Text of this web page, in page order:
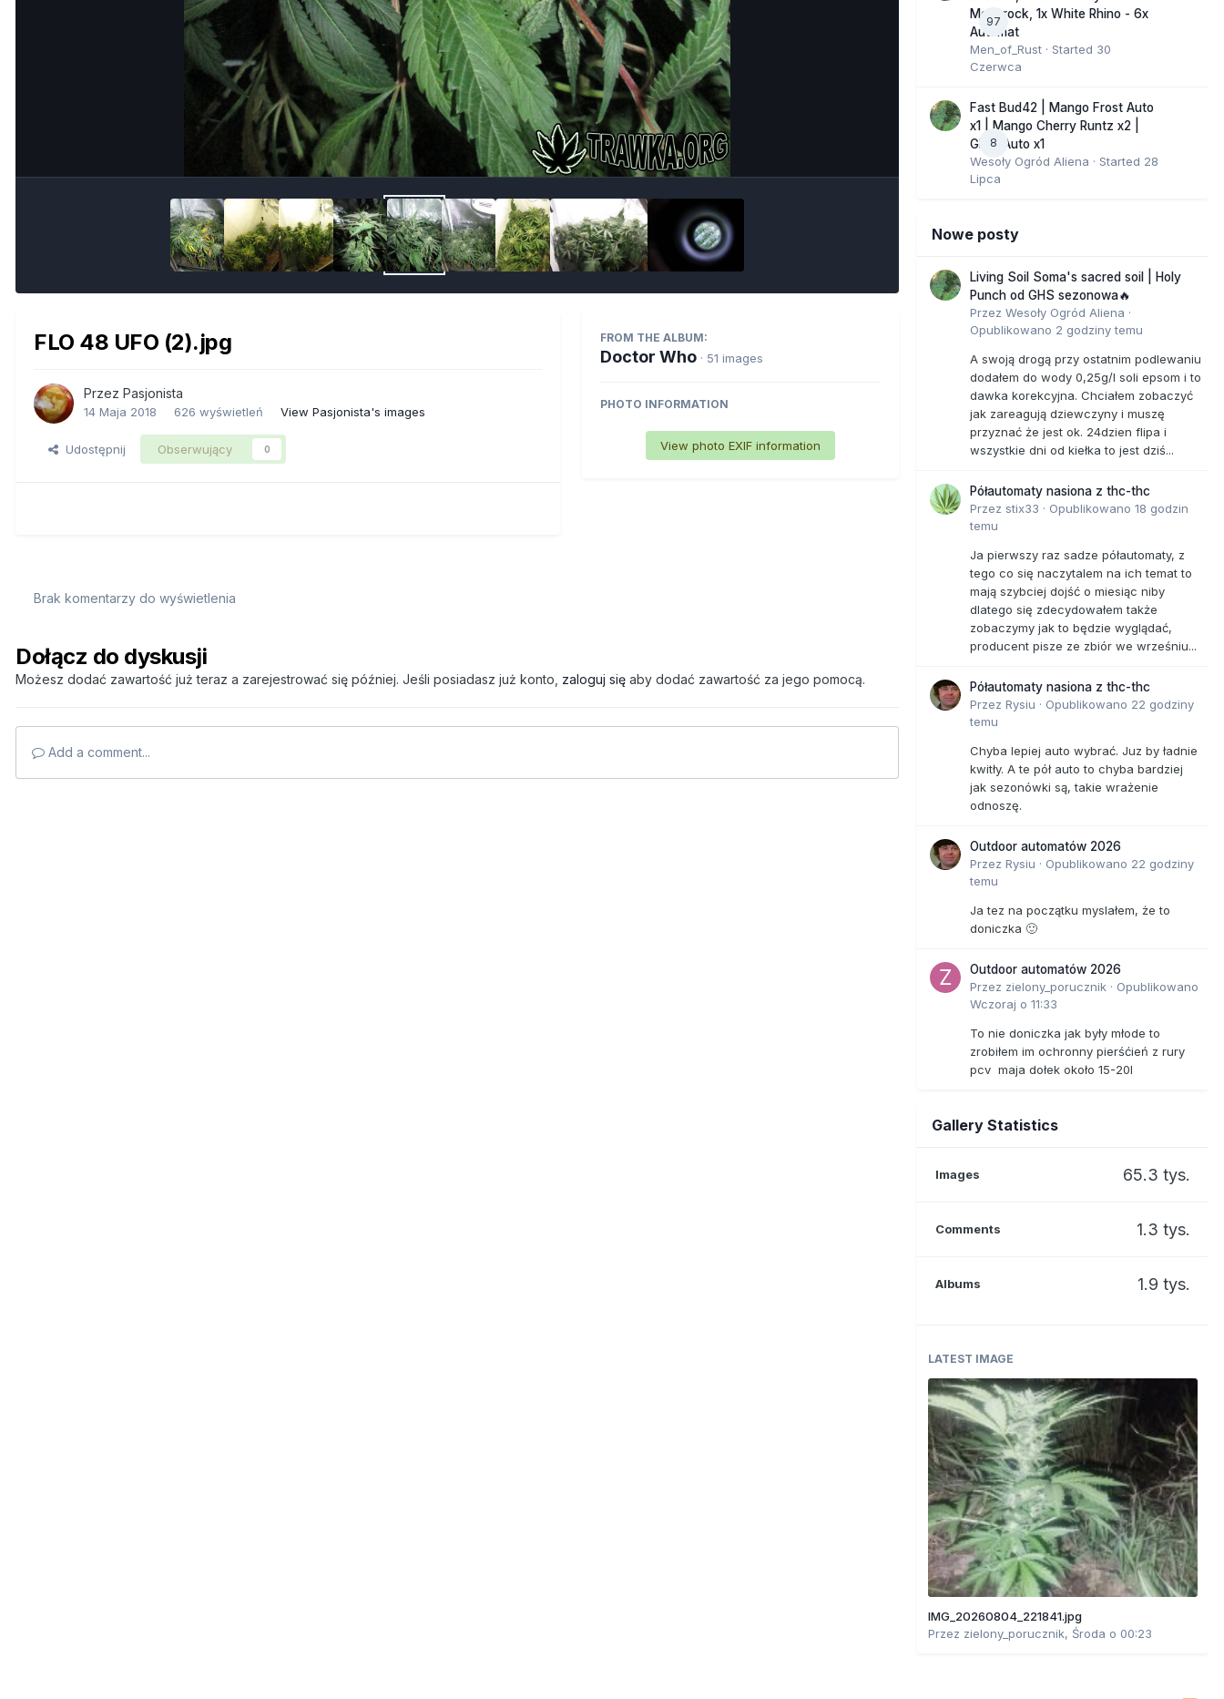
FLO 48 UFO (2).jpg
Przez Pasjonista
14 Maja 2018 626 wyświetleń View Pasjonista's images
Udostępnij Obserwujący 0
FROM THE ALBUM:
Doctor Who · 51 images
PHOTO INFORMATION
View photo EXIF information
Brak komentarzy do wyświetlenia
Dołącz do dyskusji
Możesz dodać zawartość już teraz a zarejestrować się później. Jeśli posiadasz już konto, zaloguj się aby dodać zawartość za jego pomocą.
Add a comment...
97
Moonrock, 1x White Rhino - 6x
Automat
Men_of_Rust · Started 30
Czerwca
8
Fast Bud42 | Mango Frost Auto
x1 | Mango Cherry Runtz x2 |
GMO Auto x1
Wesoły Ogród Aliena · Started 28
Lipca
Nowe posty
Living Soil Soma's sacred soil | Holy
Punch od GHS sezonowa🔥
Przez Wesoły Ogród Aliena ·
Opublikowano 2 godziny temu
A swoją drogą przy ostatnim podlewaniu
dodałem do wody 0,25g/l soli epsom i to
dawka korekcyjna. Chciałem zobaczyć
jak zareagują dziewczyny i muszę
przyznać że jest ok. 24dzien flipa i
wszystkie dni od kiełka to jest dziś...
Półautomaty nasiona z thc-thc
Przez stix33 · Opublikowano 18 godzin
temu
Ja pierwszy raz sadze półautomaty, z
tego co się naczytalem na ich temat to
mają szybciej dojść o miesiąc niby
dlatego się zdecydowałem także
zobaczymy jak to będzie wyglądać,
producent pisze ze zbiór we wrześniu...
Półautomaty nasiona z thc-thc
Przez Rysiu · Opublikowano 22 godziny
temu
Chyba lepiej auto wybrać. Juz by ładnie
kwitły. A te pół auto to chyba bardziej
jak sezonówki są, takie wrażenie
odnoszę.
Outdoor automatów 2026
Przez Rysiu · Opublikowano 22 godziny
temu
Ja tez na początku myslałem, że to
doniczka 🙂
Outdoor automatów 2026
Przez zielony_porucznik · Opublikowano
Wczoraj o 11:33
To nie doniczka jak były młode to
zrobiłem im ochronny pierśćień z rury
pcv maja dołek około 15-20l
Gallery Statistics
Images 65.3 tys.
Comments 1.3 tys.
Albums 1.9 tys.
LATEST IMAGE
IMG_20260804_221841.jpg
Przez zielony_porucznik, Środa o 00:23